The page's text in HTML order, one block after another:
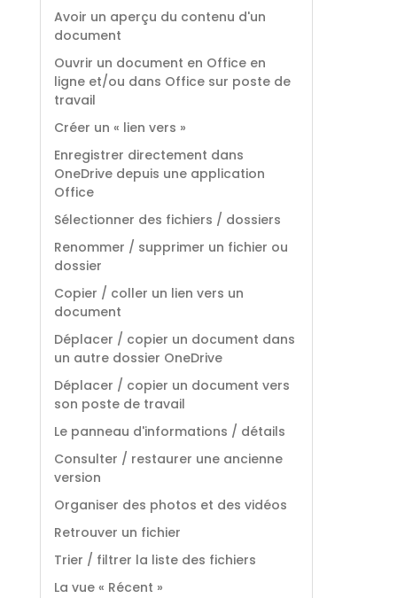
Avoir un aperçu du contenu d'un
document
Ouvrir un document en Office en
ligne et/ou dans Office sur poste de
travail
Créer un « lien vers »
Enregistrer directement dans
OneDrive depuis une application
Office
Sélectionner des fichiers / dossiers
Renommer / supprimer un fichier ou
dossier
Copier / coller un lien vers un
document
Déplacer / copier un document dans
un autre dossier OneDrive
Déplacer / copier un document vers
son poste de travail
Le panneau d'informations / détails
Consulter / restaurer une ancienne
version
Organiser des photos et des vidéos
Retrouver un fichier
Trier / filtrer la liste des fichiers
La vue « Récent »